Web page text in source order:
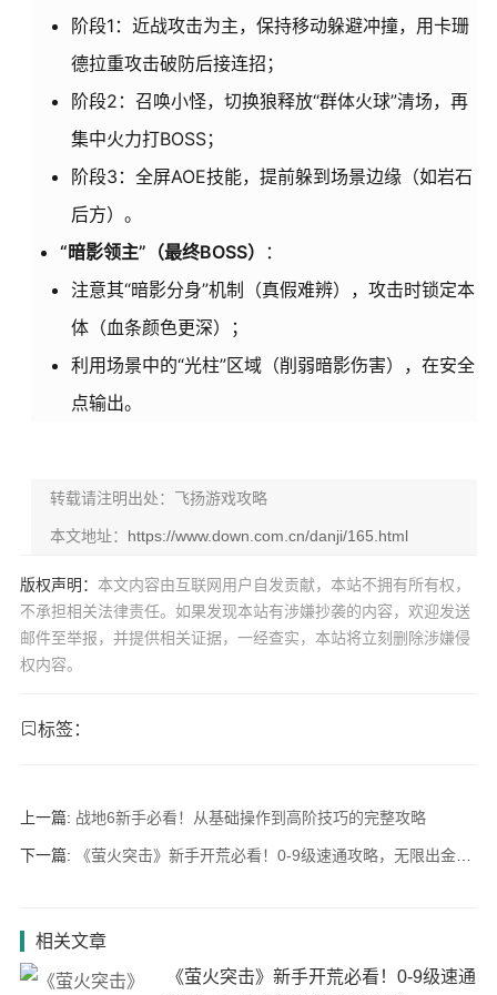
阶段1：近战攻击为主，保持移动躲避冲撞，用卡珊
德拉重攻击破防后接连招；
阶段2：召唤小怪，切换狼释放“群体火球”清场，再
集中火力打BOSS；
阶段3：全屏AOE技能，提前躲到场景边缘（如岩石
后方）。
“暗影领主”（最终BOSS）
：
注意其“暗影分身”机制（真假难辨），攻击时锁定本
体（血条颜色更深）；
利用场景中的“光柱”区域（削弱暗影伤害），在安全
点输出。
转载请注明出处：飞扬游戏攻略
本文地址： https://www.down.com.cn/danji/165.html
版权声明： 本文内容由互联网用户自发贡献，本站不拥有所有权，
不承担相关法律责任。如果发现本站有涉嫌抄袭的内容，欢迎发送
邮件至举报，并提供相关证据，一经查实，本站将立刻删除涉嫌侵
权内容。
标签：
上一篇: 战地6新手必看！从基础操作到高阶技巧的完整攻略
下一篇: 《萤火突击》新手开荒必看！0-9级速通攻略，无限出金秘籍&避坑指南
相关文章
《萤火突击》新手开荒必看！0-9级速通